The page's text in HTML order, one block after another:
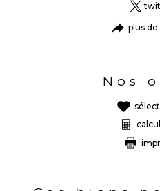
plus
Nos